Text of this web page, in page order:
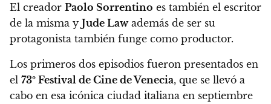
El creador Paolo Sorrentino es también el escritor
de la misma y Jude Lawademás de ser su
protagonista también funge como productor.
Los primeros dos episodios fueron presentados en
el 73º Festival de Cine de Venecia, que se llevó a
cabo en esa icónica ciudad italiana en septiembre